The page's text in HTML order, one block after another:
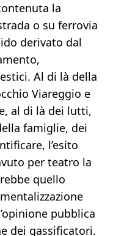
la
o su ferrovia
derivato dal
Al di là della
Viareggio e
al di là dei lutti,
famiglie, dei
l’esito
per teatro la
quello
pubblica
dei gassificatori.